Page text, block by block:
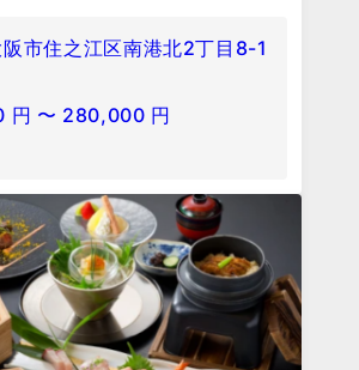
市住之江区南港北2丁目8-1
円 〜 280,000 円